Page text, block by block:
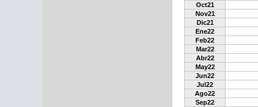
Oct21
Nov21
Dic21
Ene22
Feb22
Mar22
Abr22
May22
Jun22
Jul22
Ago22
Sep22